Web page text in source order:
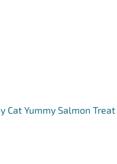
Cat Yummy Salmon Treat